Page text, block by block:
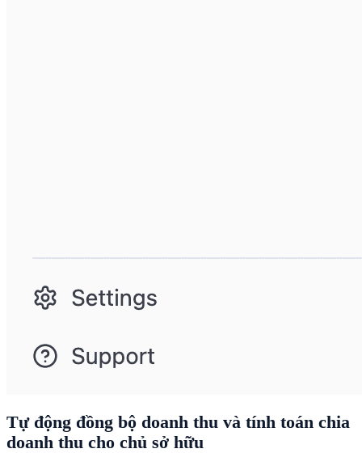
Tự động đồng bộ doanh thu và tính toán chia
doanh thu cho chủ sở hữu